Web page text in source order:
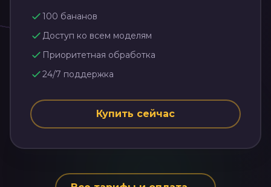
100 бананов
Доступ ко всем моделям
Приоритетная обработка
24/7 поддержка
Купить сейчас